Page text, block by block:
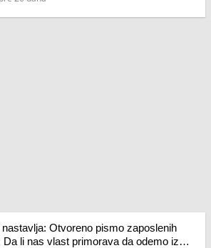
Otvoreno pismo zaposlenih
Da li nas vlast primorava da odemo iz